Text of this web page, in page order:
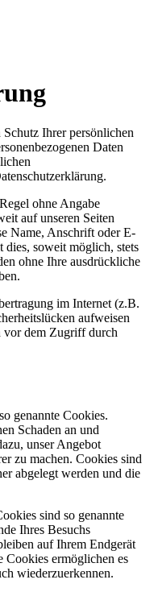
Ihrer persönlichen
Daten
ohne Angabe
auf unseren Seiten
Name, Anschrift oder E-
soweit möglich, stets
ohne Ihre ausdrückliche
im Internet (z.B.
aufweisen
vor dem Zugriff durch
genannte Cookies.
Schaden an und
unser Angebot
zu machen. Cookies sind
abgelegt werden und die
sind so genannte
Ihres Besuchs
auf Ihrem Endgerät
Cookies ermöglichen es
wiederzuerkennen.